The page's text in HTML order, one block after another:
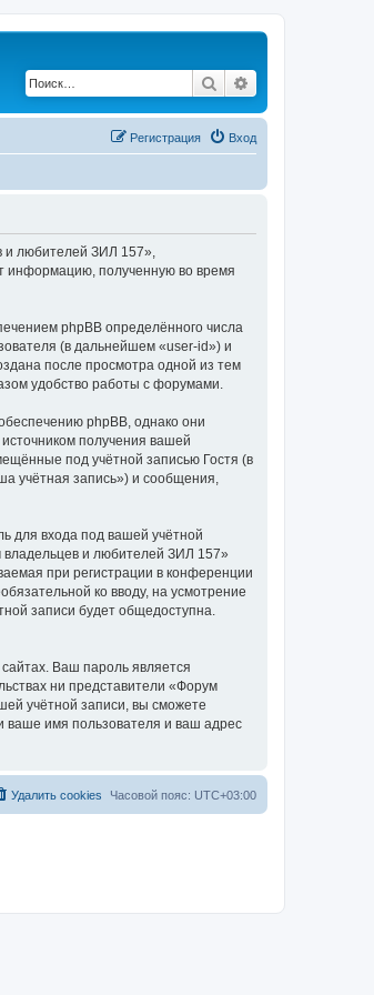
Поиск
Вход
Регистрация
и любителей ЗИЛ 157»,
информацию, полученную во время
phpBB определённого числа
(в дальнейшем «user-id») и
после просмотра одной из тем
удобство работы с форумами.
phpBB, однако они
получения вашей
под учётной записью Гостя (в
учётная запись») и сообщения,
для входа под вашей учётной
и любителей ЗИЛ 157»
при регистрации в конференции
ко вводу, на усмотрение
записи будет общедоступна.
Ваш пароль является
ни представители «Форум
учётной записи, вы сможете
ваше имя пользователя и ваш адрес
Часовой пояс: UTC+03:00
Удалить cookies